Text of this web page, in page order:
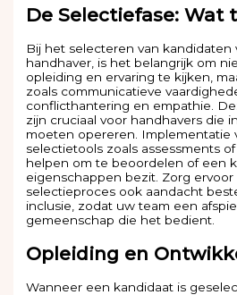
De Selectiefase: Wat
Bij het selecteren van kandidaten
handhaver, is het belangrijk om
opleiding en ervaring te kijken,
zoals communicatieve
conflicthantering en empathie.
zijn cruciaal voor handhavers die
moeten opereren. Implementatie
selectietools zoals assessments
helpen om te beoordelen of een
eigenschappen bezit. Zorg
selectieproces ook aandacht
inclusie, zodat uw team een
gemeenschap die het bedient.
Opleiding en
Wanneer een kandidaat is